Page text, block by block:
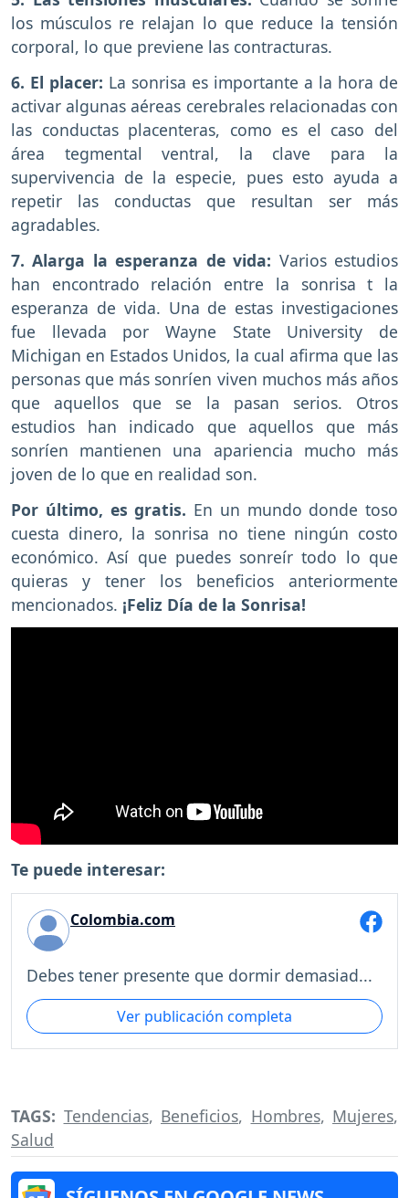
los músculos re relajan lo que reduce la tensión
corporal, lo que previene las contracturas.
6. El placer: La sonrisa es importante a la hora de
activar algunas aéreas cerebrales relacionadas con
las conductas placenteras, como es el caso del
área tegmental ventral, la clave para la
supervivencia de la especie, pues esto ayuda a
repetir las conductas que resultan ser más
agradables.
7. Alarga la esperanza de vida: Varios estudios
han encontrado relación entre la sonrisa t la
esperanza de vida. Una de estas investigaciones
fue llevada por Wayne State University de
Michigan en Estados Unidos, la cual afirma que las
personas que más sonríen viven muchos más años
que aquellos que se la pasan serios. Otros
estudios han indicado que aquellos que más
sonríen mantienen una apariencia mucho más
joven de lo que en realidad son.
Por último, es gratis. En un mundo donde toso
cuesta dinero, la sonrisa no tiene ningún costo
económico. Así que puedes sonreír todo lo que
quieras y tener los beneficios anteriormente
mencionados. ¡Feliz Día de la Sonrisa!
Te puede interesar:
Colombia.com
Debes tener presente que dormir demasiad...
Ver publicación completa
TAGS: Tendencias, Beneficios, Hombres, Mujeres,
Salud